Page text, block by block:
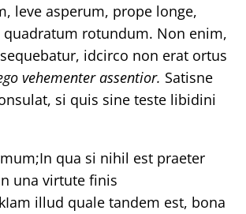
leve asperum, prope longe,
quadratum rotundum. Non enim,
idcirco non erat ortus
vehementer assentior. Satisne
si quis sine teste libidini
qua si nihil est praeter
una virtute finis
illud quale tandem est, bona